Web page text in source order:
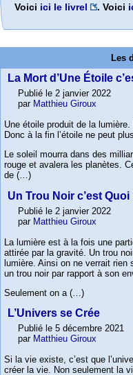
Voici ici le livrel . Voici
Les
La Mort d’Une Étoile
Publié le 2 janvier 2022
par Matthieu Giroux
Une étoile produit de la lumière.
Donc à la fin l’étoile ne peut
Le soleil mourra dans des
rouge et avalera les planètes.
de (…)
Un Trou Noir c’est Quoi
Publié le 2 janvier 2022
par Matthieu Giroux
La lumière est à la fois une
attirée par la gravité. Un trou
lumière. Ainsi on ne verrait rien
un trou noir par rapport à son
Seulement on a (…)
L’Univers se Crée
Publié le 5 décembre 2021
par Matthieu Giroux
Si la vie existe, c’est que
créer la vie. Non seulement la